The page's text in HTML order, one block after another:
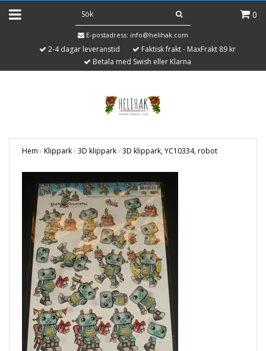
0
E-postadress: info@helihak.com
2-4 dagar leveranstid
Faktisk frakt - MaxFrakt 89 kr
Betala med Swish eller Klarna
Hem › Klippark› 3D klippark› 3D klippark, YC10334, robot